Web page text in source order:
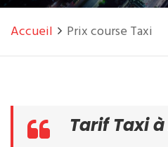
Accueil Prix course Taxi
Tarif Taxi à